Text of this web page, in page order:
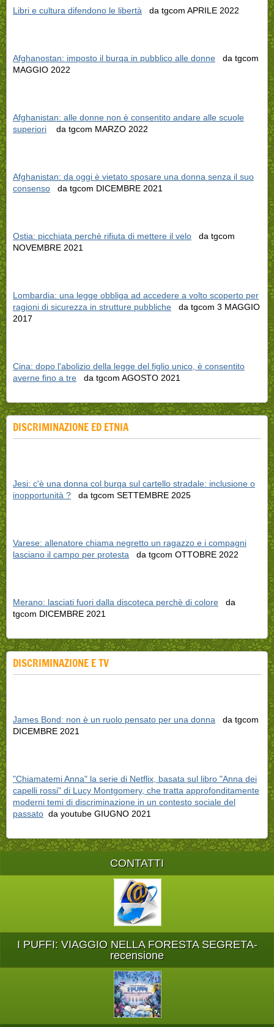
Libri e cultura difendono le libertà da tgcom APRILE 2022
Afghanostan: imposto il burqa in pubblico alle donne da tgcom
MAGGIO 2022
Afghanistan: alle donne non è consentito andare alle scuole
superiori da tgcom MARZO 2022
Afghanistan: da oggi è vietato sposare una donna senza il suo
consenso da tgcom DICEMBRE 2021
Ostia: picchiata perchè rifiuta di mettere il velo da tgcom
NOVEMBRE 2021
Lombardia: una legge obbliga ad accedere a volto scoperto per
ragioni di sicurezza in strutture pubbliche da tgcom 3 MAGGIO
2017
Cina: dopo l'abolizio della legge del figlio unico, è consentito
averne fino a tre da tgcom AGOSTO 2021
DISCRIMINAZIONE ED ETNIA
Jesi: c'è una donna col burqa sul cartello stradale: inclusione o
inopportunità ? da tgcom SETTEMBRE 2025
Varese: allenatore chiama negretto un ragazzo e i compagni
lasciano il campo per protesta da tgcom OTTOBRE 2022
Merano: lasciati fuori dalla discoteca perchè di colore da
tgcom DICEMBRE 2021
DISCRIMINAZIONE E TV
James Bond: non è un ruolo pensato per una donna da tgcom
DICEMBRE 2021
"Chiamatemi Anna" la serie di Netflix, basata sul libro "Anna dei
capelli rossi" di Lucy Montgomery, che tratta approfonditamente
moderni temi di discriminazione in un contesto sociale del
passato da youtube GIUGNO 2021
CONTATTI
I PUFFI: VIAGGIO NELLA FORESTA SEGRETA-
recensione